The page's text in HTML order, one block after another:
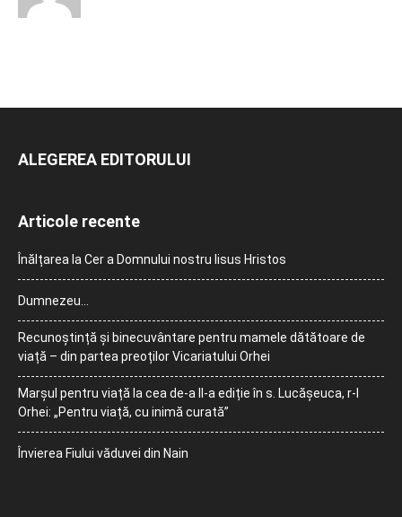
ALEGEREA EDITORULUI
Articole recente
Înălțarea la Cer a Domnului nostru Iisus Hristos
Dumnezeu…
Recunoștință și binecuvântare pentru mamele dătătoare de
viață – din partea preoților Vicariatului Orhei
Marșul pentru viață la cea de-a II-a ediție în s. Lucășeuca, r-l
Orhei: „Pentru viață, cu inimă curată”
Învierea Fiului văduvei din Nain